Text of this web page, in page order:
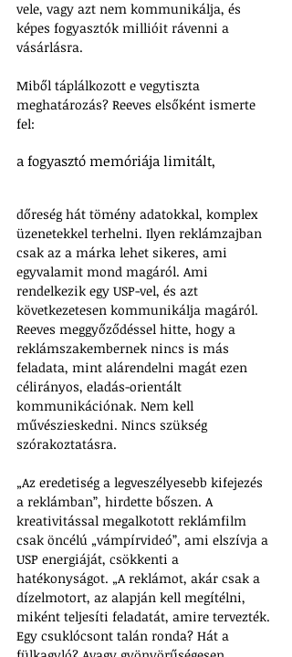
vele, vagy azt nem kommunikálja, és
képes fogyasztók millióit rávenni a
vásárlásra.
Miből táplálkozott e vegytiszta
meghatározás? Reeves elsőként ismerte
fel:
a fogyasztó memóriája limitált,
dőreség hát tömény adatokkal, komplex
üzenetekkel terhelni. Ilyen reklámzajban
csak az a márka lehet sikeres, ami
egyvalamit mond magáról. Ami
rendelkezik egy USP-vel, és azt
következetesen kommunikálja magáról.
Reeves meggyőződéssel hitte, hogy a
reklámszakembernek nincs is más
feladata, mint alárendelni magát ezen
célirányos, eladás-orientált
kommunikációnak. Nem kell
művészieskedni. Nincs szükség
szórakoztatásra.
„Az eredetiség a legveszélyesebb kifejezés
a reklámban”, hirdette bőszen. A
kreativitással megalkotott reklámfilm
csak öncélú „vámpírvideó”, ami elszívja a
USP energiáját, csökkenti a
hatékonyságot. „A reklámot, akár csak a
dízelmotort, az alapján kell megítélni,
miként teljesíti feladatát, amire tervezték.
Egy csuklócsont talán ronda? Hát a